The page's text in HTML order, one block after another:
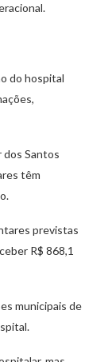
do hospital
dos Santos
têm
previstas
R$ 868,1
municipais de